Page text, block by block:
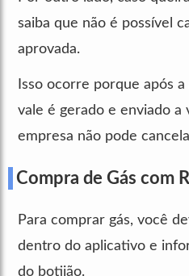
saiba que não é possível
aprovada.
Isso ocorre porque após
vale é gerado e enviado a
empresa não pode
Compra de Gás com
Para comprar gás, você
dentro do aplicativo e
do botijão.